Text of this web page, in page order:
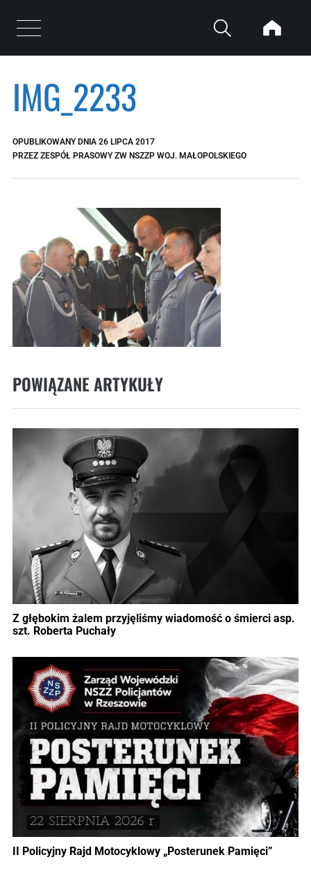
Otwórz menu
IMG_2233
OPUBLIKOWANY DNIA 26 LIPCA 2017
PRZEZ ZESPÓŁ PRASOWY ZW NSZZP WOJ. MAŁOPOLSKIEGO
POWIĄZANE ARTYKUŁY
Z głębokim żalem przyjęliśmy wiadomość o śmierci asp.
szt. Roberta Puchały
II Policyjny Rajd Motocyklowy „Posterunek Pamięci”